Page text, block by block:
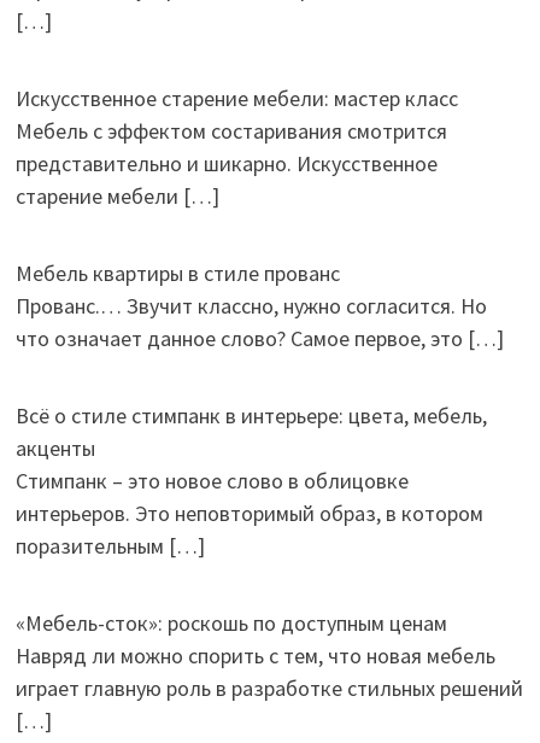
[…]
Искусственное старение мебели: мастер класс
Мебель с эффектом состаривания смотрится
представительно и шикарно. Искусственное
старение мебели […]
Мебель квартиры в стиле прованс
Прованс.… Звучит классно, нужно согласится. Но
что означает данное слово? Самое первое, это […]
Всё о стиле стимпанк в интерьере: цвета, мебель,
акценты
Стимпанк – это новое слово в облицовке
интерьеров. Это неповторимый образ, в котором
поразительным […]
«Мебель-сток»: роскошь по доступным ценам
Навряд ли можно спорить с тем, что новая мебель
играет главную роль в разработке стильных решений
[…]